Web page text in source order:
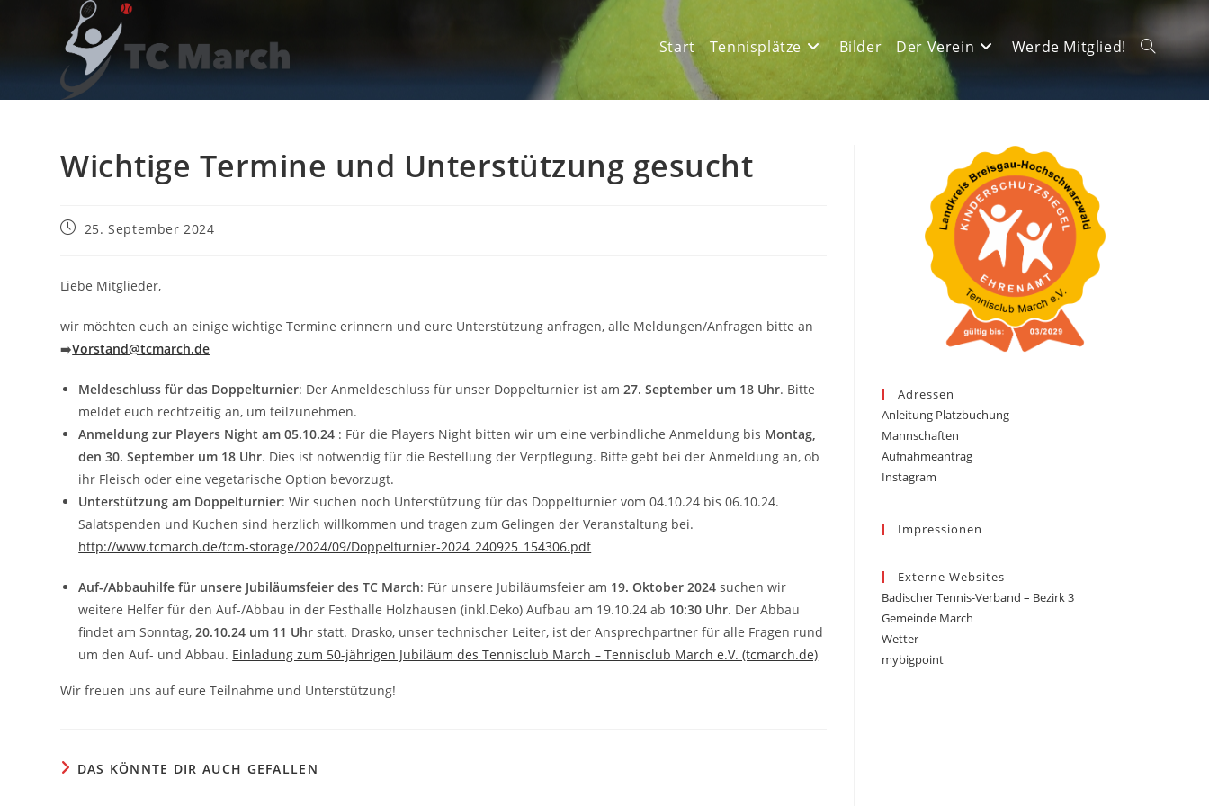
Start Tennisplätze Bilder Der Verein Werde Mitglied! Website-
Wichtige Termine und Unterstützung gesucht
Beitrag25. September 2024
Liebe Mitglieder,
wir möchten euch an einige wichtige Termine erinnern und eure Unterstützung anfragen, alle Meldungen/Anfragen bitte an
➡️Vorstand@tcmarch.de
Meldeschluss für das Doppelturnier: Der Anmeldeschluss für unser Doppelturnier ist am27. September um 18 Uhr. Bitte
meldet euch rechtzeitig an, um teilzunehmen.
Anmeldung zur Players Night am 05.10.24 : Für die Players Night bitten wir um eine verbindliche Anmeldung bis Montag,
den 30. September um 18 Uhr. Dies ist notwendig für die Bestellung der Verpflegung. Bitte gebt bei der Anmeldung an, ob
ihr Fleisch oder eine vegetarische Option bevorzugt.
Unterstützung am Doppelturnier: Wir suchen noch Unterstützung für das Doppelturnier vom 04.10.24 bis 06.10.24.
Salatspenden und Kuchen sind herzlich willkommen und tragen zum Gelingen der Veranstaltung bei.
http://www.tcmarch.de/tcm-storage/2024/09/Doppelturnier-2024_240925_154306.pdf
Auf-/Abbauhilfe für unsere Jubiläumsfeier des TC March: Für unsere Jubiläumsfeier am 19. Oktober 2024 suchen wir
weitere Helfer für den Auf-/Abbau in der Festhalle Holzhausen (inkl.Deko) Aufbau am 19.10.24 ab 10:30 Uhr. Der Abbau
findet am Sonntag, 20.10.24 um 11 Uhr statt. Drasko, unser technischer Leiter, ist der Ansprechpartner für alle Fragen rund
um den Auf- und Abbau. Einladung zum 50-jährigen Jubiläum des Tennisclub March – Tennisclub March e.V. (tcmarch.de)
Wir freuen uns auf eure Teilnahme und Unterstützung!
DAS KÖNNTE DIR AUCH GEFALLEN
Adressen
Anleitung Platzbuchung
Mannschaften
Aufnahmeantrag
Instagram
Impressionen
Externe Websites
Badischer Tennis-Verband – Bezirk 3
Gemeinde March
Wetter
mybigpoint